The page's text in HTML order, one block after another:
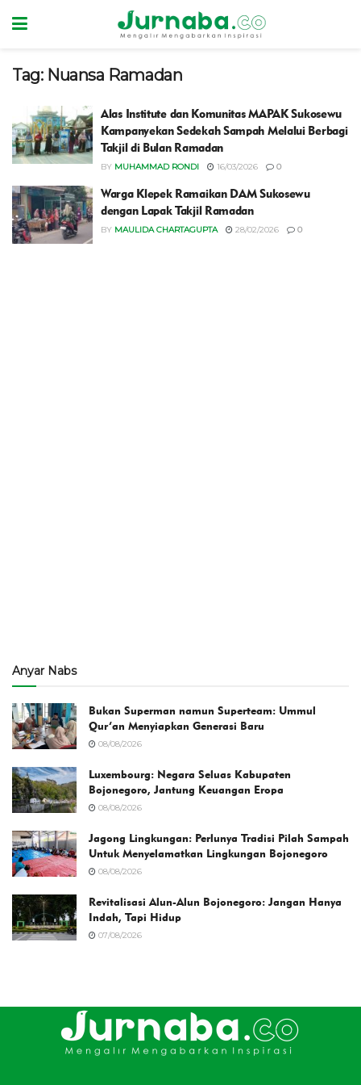
Tag: Nuansa Ramadan
Alas Institute dan Komunitas MAPAK Sukosewu
Kampanyekan Sedekah Sampah Melalui Berbagi
Takjil di Bulan Ramadan
BY MUHAMMAD RONDI 16/03/2026 0
Warga Klepek Ramaikan DAM Sukosewu
dengan Lapak Takjil Ramadan
BY MAULIDA CHARTAGUPTA 28/02/2026 0
Anyar Nabs
Bukan Superman namun Superteam: Ummul
Qur’an Menyiapkan Generasi Baru
08/08/2026
Luxembourg: Negara Seluas Kabupaten
Bojonegoro, Jantung Keuangan Eropa
08/08/2026
Jagong Lingkungan: Perlunya Tradisi Pilah Sampah
Untuk Menyelamatkan Lingkungan Bojonegoro
08/08/2026
Revitalisasi Alun-Alun Bojonegoro: Jangan Hanya
Indah, Tapi Hidup
07/08/2026